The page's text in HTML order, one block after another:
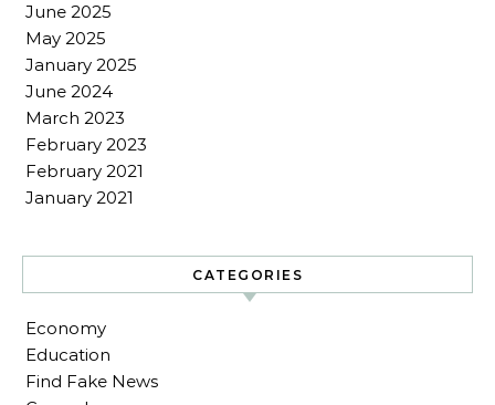
June 2025
May 2025
January 2025
June 2024
March 2023
February 2023
February 2021
January 2021
CATEGORIES
Economy
Education
Find Fake News